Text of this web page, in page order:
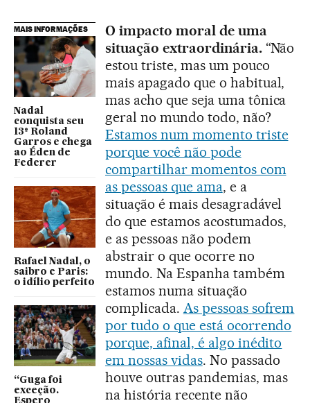
MAIS INFORMAÇÕES
Nadal
conquista seu
13º Roland
Garros e chega
ao Éden de
Federer
Rafael Nadal, o
saibro e Paris:
o idílio perfeito
“Guga foi
exceção.
O impacto moral de uma
situação extraordinária. “Não
estou triste, mas um pouco
mais apagado que o habitual,
mas acho que seja uma tônica
geral no mundo todo, não?
Estamos num momento triste
porque você não pode
compartilhar momentos com
as pessoas que ama, e a
situação é mais desagradável
do que estamos acostumados,
e as pessoas não podem
abstrair o que ocorre no
mundo. Na Espanha também
estamos numa situação
complicada. As pessoas sofrem
por tudo o que está ocorrendo
porque, afinal, é algo inédito
em nossas vidas. No passado
houve outras pandemias, mas
na história recente não